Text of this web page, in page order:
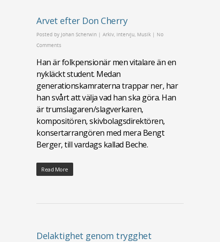
Arvet efter Don Cherry
Posted by Johan Scherwin | Arkiv Intervju Musik | No
Comments
Han är folkpensionär men vitalare än en
nykläckt student. Medan
generationskamraterna trappar ner, har
han svårt att välja vad han ska göra. Han
är trumslagaren/slagverkaren,
kompositören, skivbolagsdirektören,
konsertarrangören med mera Bengt
Berger, till vardags kallad Beche.
Read More
Delaktighet genom trygghet